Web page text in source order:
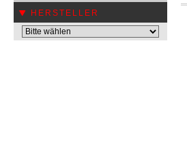
HERSTELLER